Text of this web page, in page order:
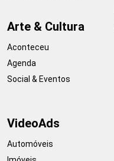
Arte & Cultura
Aconteceu
Agenda
Social & Eventos
VideoAds
Automóveis